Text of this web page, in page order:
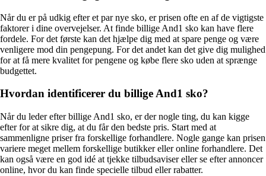
Når du er på udkig efter et par nye sko, er prisen ofte en af de vigtigste
faktorer i dine overvejelser. At finde billige And1 sko kan have flere
fordele. For det første kan det hjælpe dig med at spare penge og være
venligere mod din pengepung. For det andet kan det give dig mulighed
for at få mere kvalitet for pengene og købe flere sko uden at sprænge
budgettet.
Hvordan identificerer du billige And1 sko?
Når du leder efter billige And1 sko, er der nogle ting, du kan kigge
efter for at sikre dig, at du får den bedste pris. Start med at
sammenligne priser fra forskellige forhandlere. Nogle gange kan prisen
variere meget mellem forskellige butikker eller online forhandlere. Det
kan også være en god idé at tjekke tilbudsaviser eller se efter annoncer
online, hvor du kan finde specielle tilbud eller rabatter.